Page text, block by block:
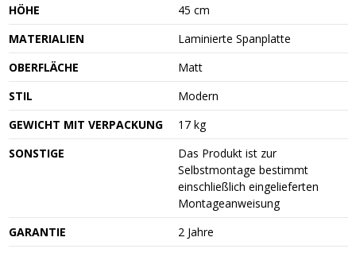
HÖHE
45 cm
MATERIALIEN
Laminierte Spanplatte
OBERFLÄCHE
Matt
STIL
Modern
GEWICHT MIT VERPACKUNG
17 kg
SONSTIGE
Das Produkt ist zur
Selbstmontage bestimmt
einschließlich eingelieferten
Montageanweisung
GARANTIE
2 Jahre